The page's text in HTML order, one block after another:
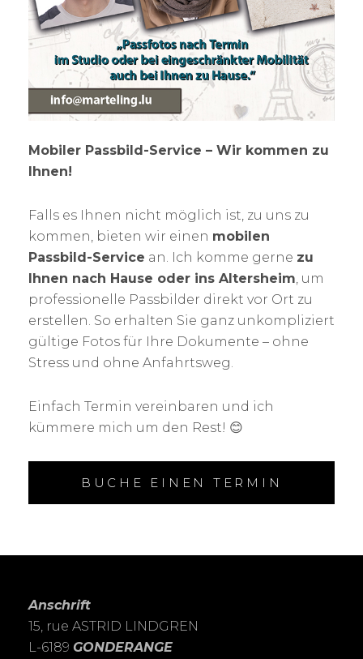
Mobiler Passbild-Service – Wir kommen zu
Ihnen!
Falls es Ihnen nicht möglich ist, zu uns zu
kommen, bieten wir einen mobilen
Passbild-Service an. Ich komme gerne zu
Ihnen nach Hause oder ins Altersheim , um
professionelle Passbilder direkt vor Ort zu
erstellen. So erhalten Sie ganz unkompliziert
gültige Fotos für Ihre Dokumente – ohne
Stress und ohne Anfahrtsweg.
Einfach Termin vereinbaren und ich
kümmere mich um den Rest! 😊
BUCHE EINEN TERMIN
Anschrift
15, rue ASTRID LINDGREN
L-6189 GONDERANGE